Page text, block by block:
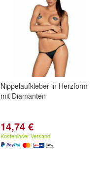
Nippelaufkleber in Herzform
mit Diamanten
14,74 €
Kostenloser Versand